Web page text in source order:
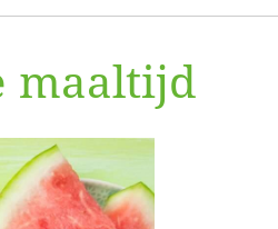
maaltijd